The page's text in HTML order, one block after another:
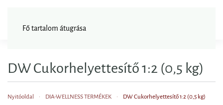
Fő tartalom átugrása
DW Cukorhelyettesítő 1:2 (0,5 kg)
Nyitóoldal DIA-WELLNESS TERMÉKEK DW Cukorhelyettesítő 1:2 (0,5 kg)